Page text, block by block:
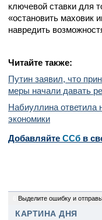
ключевой ставки для
«остановить маховик
навредить
Читайте также:
Путин заявил, что
меры начали давать
Набиуллина ответила
экономики
Добавляйте CСб в
Выделите ошибку и
КАРТИНА ДНЯ